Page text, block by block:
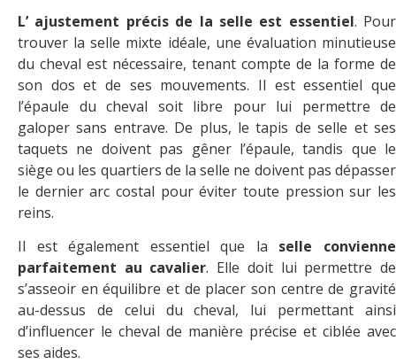
L’ ajustement précis de la selle est essentiel. Pour
trouver la selle mixte idéale, une évaluation minutieuse
du cheval est nécessaire, tenant compte de la forme de
son dos et de ses mouvements. Il est essentiel que
l’épaule du cheval soit libre pour lui permettre de
galoper sans entrave. De plus, le tapis de selle et ses
taquets ne doivent pas gêner l’épaule, tandis que le
siège ou les quartiers de la selle ne doivent pas dépasser
le dernier arc costal pour éviter toute pression sur les
reins.
Il est également essentiel que la selle convienne
parfaitement au cavalier. Elle doit lui permettre de
s’asseoir en équilibre et de placer son centre de gravité
au-dessus de celui du cheval, lui permettant ainsi
d’influencer le cheval de manière précise et ciblée avec
ses aides.